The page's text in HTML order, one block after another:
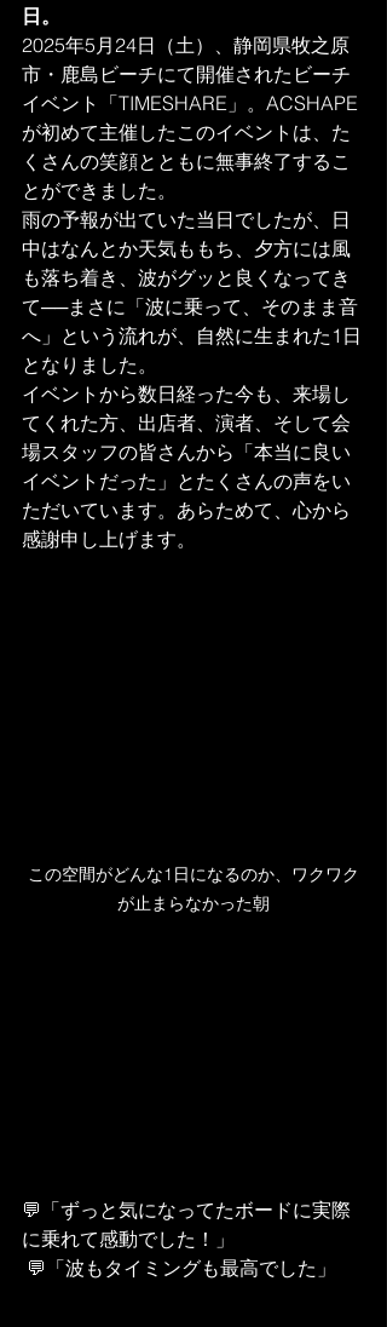
日。
2025年5月24日（土）、静岡県牧之原
市・鹿島ビーチにて開催されたビーチ
イベント「TIMESHARE」。ACSHAPE
が初めて主催したこのイベントは、た
くさんの笑顔とともに無事終了するこ
とができました。
雨の予報が出ていた当日でしたが、日
中はなんとか天気ももち、夕方には風
も落ち着き、波がグッと良くなってき
て──まさに「波に乗って、そのまま音
へ」という流れが、自然に生まれた1日
となりました。
イベントから数日経った今も、来場し
てくれた方、出店者、演者、そして会
場スタッフの皆さんから「本当に良い
イベントだった」とたくさんの声をい
ただいています。あらためて、心から
感謝申し上げます。
この空間がどんな1日になるのか、ワクワク
が止まらなかった朝
💬「ずっと気になってたボードに実際
に乗れて感動でした！」
💬「波もタイミングも最高でした」